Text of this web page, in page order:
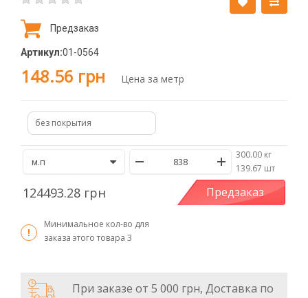
Предзаказ
Артикул:01-0564
148.56 грн Цена за метр
без покрытия
300.00 кг
/139.67 шт
124493.28 грн Предзаказ
Минимальное кол-во для
заказа этого товара 3
При заказе от 5 000 грн, Доставка по